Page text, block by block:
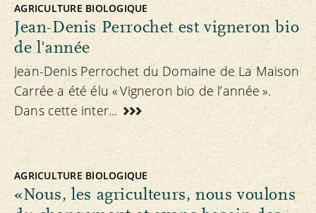
AGRICULTURE BIOLOGIQUE
Jean-Denis Perrochet est vigneron bio
de l'année
Jean-Denis Perrochet du Domaine de La Maison
Carrée a été élu « Vigneron bio de l’année ».
Dans cette inter...
AGRICULTURE BIOLOGIQUE
«Nous, les agriculteurs, nous voulons